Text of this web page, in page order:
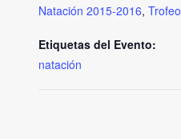
Natación 2015-2016, Trofeo
Etiquetas del Evento:
natación